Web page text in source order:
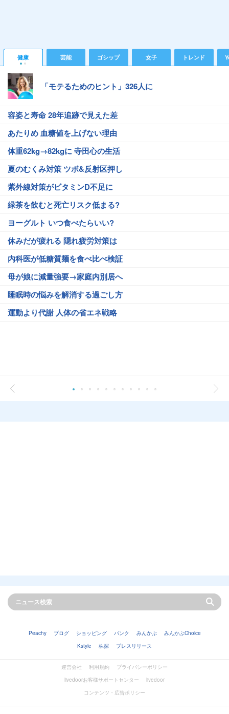
健康 芸能 ゴシップ 女子 トレンド
「モテるためのヒント」326人に
容姿と寿命 28年追跡で見えた差
あたりめ 血糖値を上げない理由
体重62kg→82kgに 寺田心の生活
夏のむくみ対策 ツボ&反射区押し
紫外線対策がビタミンD不足に
緑茶を飲むと死亡リスク低まる?
ヨーグルト いつ食べたらいい?
休みだが疲れる 隠れ疲労対策は
内科医が低糖質麺を食べ比べ検証
母が娘に減量強要→家庭内別居へ
睡眠時の悩みを解消する過ごし方
運動より代謝 人体の省エネ戦略
Peachy ブログ ショッピング バンク みんかぶ
みんかぶChoice
Kstyle
株探 プレスリリース
運営会社 利用規約
プライバシーポリシー
livedoorお客様サポートセンター
livedoor
コンテンツ・広告ポリシー